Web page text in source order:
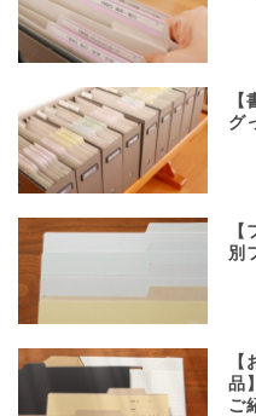
グ
別
品
ご